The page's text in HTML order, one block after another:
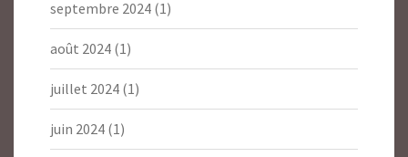
septembre 2024 (1)
août 2024 (1)
juillet 2024 (1)
juin 2024 (1)